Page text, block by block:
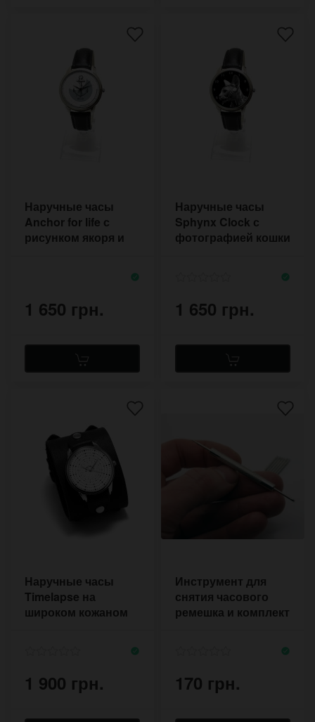
Наручные часы
Anchor for life с
рисунком якоря и
1 650 грн.
Наручные часы
Sphynx Clock с
фотографией кошки
1 650 грн.
Наручные часы
Timelapse на
широком кожаном
1 900 грн.
Инструмент для
снятия часового
ремешка и комплект
170 грн.